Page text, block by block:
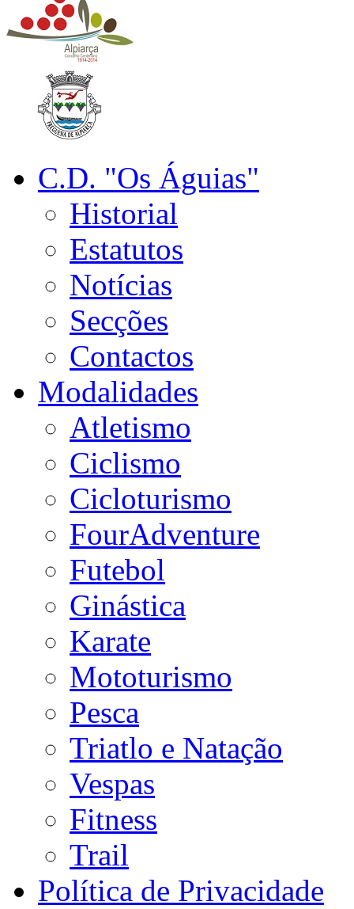
C.D. "Os Águias"
Historial
Estatutos
Notícias
Secções
Contactos
Modalidades
Atletismo
Ciclismo
Cicloturismo
FourAdventure
Futebol
Ginástica
Karate
Mototurismo
Pesca
Triatlo e Natação
Vespas
Fitness
Trail
Política de Privacidade